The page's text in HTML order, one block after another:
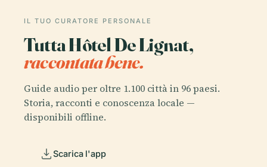
IL TUO CURATORE PERSONALE
Tutta Hôtel De Lignat,
raccontata bene.
Guide audio per oltre 1.100 città in 96 paesi.
Storia, racconti e conoscenza locale —
disponibili offline.
Scarica l'app